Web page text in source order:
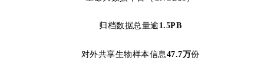
归档数据总量逾 1.5PB
对外共享生物样本信息47.7万份